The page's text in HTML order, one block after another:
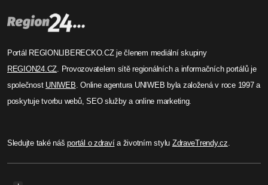
Portál REGIONLIBERECKO.CZ je členem mediální skupiny
REGION24.CZ . Provozovatelem sítě regionálních a informačních portálů je
společnost UNIWEB . Online agentura UNIWEB byla založená v roce 1997 a
poskytuje tvorbu webů, SEO služby a online marketing.
Sledujte také nášportál o zdravía životním stylu ZdraveTrendy.cz